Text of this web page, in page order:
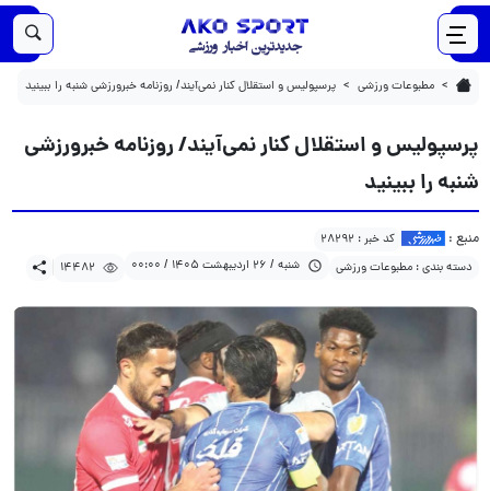
مطبوعات ورزشی پرسپولیس و استقلال کنار نمی‌آیند/ روزنامه خبرورزشی شنبه را ببینید
پرسپولیس و استقلال کنار نمی‌آیند/ روزنامه خبرورزشی شنبه را ببینید 14482
پرسپولیس و استقلال کنار نمی‌آیند/ روزنامه خبرورزشی
شنبه را ببینید
منبع :
کد خبر : 28292
دسته بندی : مطبوعات ورزشی
شنبه / 26 اردیبهشت 1405 / 00:00 14482